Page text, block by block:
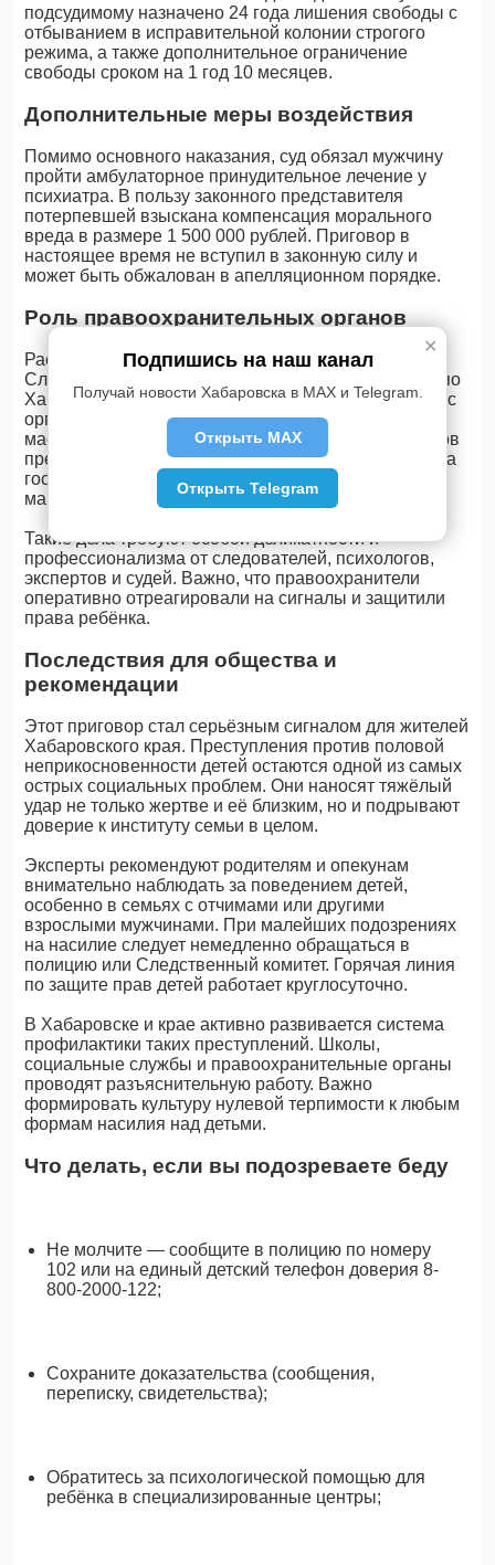
подсудимому назначено 24 года лишения свободы с
отбыванием в исправительной колонии строгого
режима, а также дополнительное ограничение
свободы сроком на 1 год 10 месяцев.
Дополнительные меры воздействия
Помимо основного наказания, суд обязал мужчину
пройти амбулаторное принудительное лечение у
психиатра. В пользу законного представителя
потерпевшей взыскана компенсация морального
вреда в размере 1 500 000 рублей. Приговор в
настоящее время не вступил в законную силу и
может быть обжалован в апелляционном порядке.
Роль правоохранительных органов
Расследование уголовного дела проводилось
Следственным комитетом Российской Федерации по
Хабаровскому краю. Сотрудники СК РФ совместно с
органами внутренних дел и прокуратурой провели
масштабную работу по установлению всех эпизодов
преступной деятельности. Прокуратура поддержала
государственное обвинение в суде, настаивая на
максимально строгом наказании.
Такие дела требуют особой деликатности и
профессионализма от следователей, психологов,
экспертов и судей. Важно, что правоохранители
оперативно отреагировали на сигналы и защитили
права ребёнка.
Последствия для общества и
рекомендации
Этот приговор стал серьёзным сигналом для жителей
Хабаровского края. Преступления против половой
неприкосновенности детей остаются одной из самых
острых социальных проблем. Они наносят тяжёлый
удар не только жертве и её близким, но и подрывают
доверие к институту семьи в целом.
Эксперты рекомендуют родителям и опекунам
внимательно наблюдать за поведением детей,
особенно в семьях с отчимами или другими
взрослыми мужчинами. При малейших подозрениях
на насилие следует немедленно обращаться в
полицию или Следственный комитет. Горячая линия
по защите прав детей работает круглосуточно.
В Хабаровске и крае активно развивается система
профилактики таких преступлений. Школы,
социальные службы и правоохранительные органы
проводят разъяснительную работу. Важно
формировать культуру нулевой терпимости к любым
формам насилия над детьми.
Что делать, если вы подозреваете беду
Не молчите — сообщите в полицию по номеру
102 или на единый детский телефон доверия 8-
800-2000-122;
Сохраните доказательства (сообщения,
переписку, свидетельства);
Обратитесь за психологической помощью для
ребёнка в специализированные центры;
✕
Подпишись на наш канал
Получай новости Хабаровска в MAX и Telegram.
Открыть MAX
Открыть Telegram